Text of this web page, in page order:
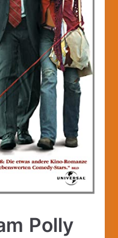
Polly